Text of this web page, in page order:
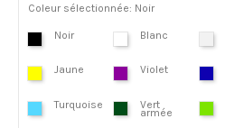
Coleur sélectionnée: Noir
Noir Blanc
Jaune Violet
Turquoise Vert
armée